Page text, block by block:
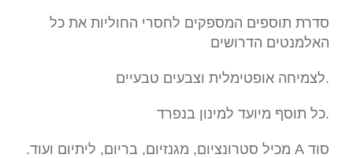
סדרת תוספים המספקים לחסרי החוליות את כל
האלמנטים הדרושים
.לצמיחה אופטימלית וצבעים טבעיים
.כל תוסף מיועד למינון בנפרד
סוד A מכיל סטרונציום, מגנזיום, בריום, ליתיום ועוד.